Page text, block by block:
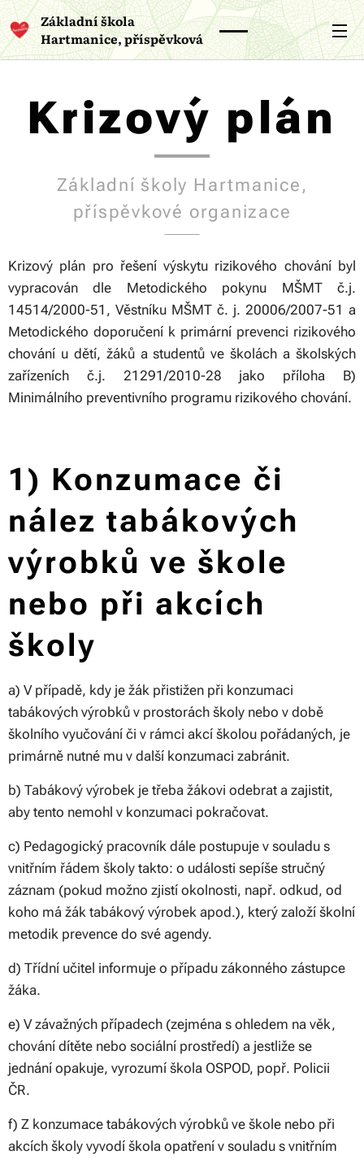
Základní škola
Hartmanice, příspěvková
organizace
Krizový plán
Základní školy Hartmanice,
příspěvkové organizace
Krizový plán pro řešení výskytu rizikového chování byl
vypracován dle Metodického pokynu MŠMT č.j.
14514/2000-51 , Věstníku MŠMT č. j. 20006/2007-51 a
Metodického doporučení k primární prevenci rizikového
chování u dětí, žáků a studentů ve školách a školských
zařízeních č.j. 21291/2010-28 jako příloha B)
Minimálního preventivního programu rizikového chování.
1) Konzumace či
nález tabákových
výrobků ve škole
nebo při akcích
školy
a) V případě, kdy je žák přistižen při konzumaci
tabákových výrobků v prostorách školy nebo v době
školního vyučování či v rámci akcí školou pořádaných, je
primárně nutné mu v další konzumaci zabránit.
b) Tabákový výrobek je třeba žákovi odebrat a zajistit,
aby tento nemohl v konzumaci pokračovat.
c) Pedagogický pracovník dále postupuje v souladu s
vnitřním řádem školy takto: o události sepíše stručný
záznam (pokud možno zjistí okolnosti, např. odkud, od
koho má žák tabákový výrobek apod.), který založí školní
metodik prevence do své agendy.
d) Třídní učitel informuje o případu zákonného zástupce
žáka.
e) V závažných případech (zejména s ohledem na věk,
chování dítěte nebo sociální prostředí) a jestliže se
jednání opakuje, vyrozumí škola OSPOD, popř. Policii
ČR.
f) Z konzumace tabákových výrobků ve škole nebo při
akcích školy vyvodí škola opatření v souladu s vnitřním